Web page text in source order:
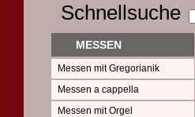
Schnellsuche
MESSEN
Messen mit Gregorianik
Messen a cappella
Messen mit Orgel